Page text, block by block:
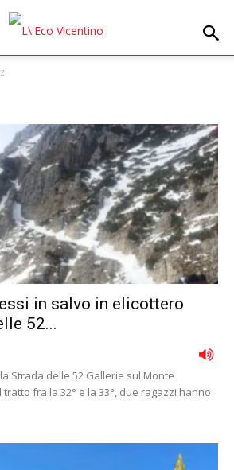
in salvo in elicottero
52...
Strada delle 52 Gallerie sul Monte
fra la 32° e la 33°, due ragazzi hanno